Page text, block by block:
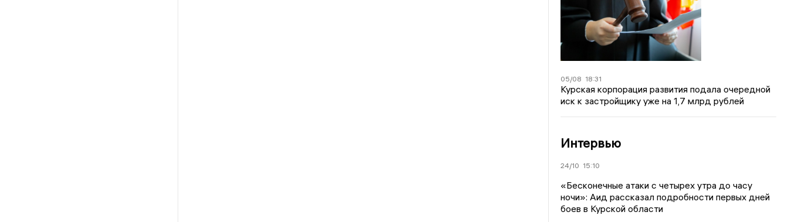
05/08 18:31
Курская корпорация развития подала очередной
иск к застройщику уже на 1,7 млрд рублей
Интервью
24/10 15:10
«Бесконечные атаки с четырех утра до часу
ночи»: Аид рассказал подробности первых дней
боев в Курской области